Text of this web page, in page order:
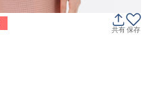
共有保存